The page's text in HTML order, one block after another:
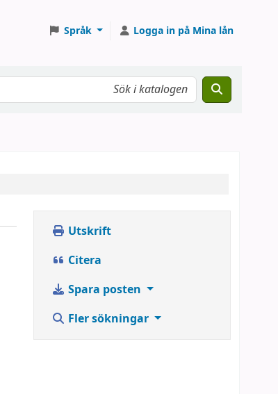
Språk Logga in på Mina lån
Utskrift
Citera
Spara posten
Fler sökningar